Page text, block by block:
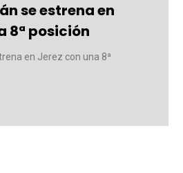
se estrena en
8ª posición
en Jerez con una 8ª